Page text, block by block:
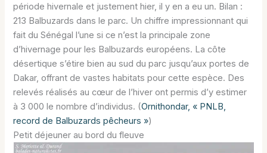
période hivernale et justement hier, il y en a eu un. Bilan :
213 Balbuzards dans le parc. Un chiffre impressionnant qui
fait du Sénégal l’une si ce n’est la principale zone
d’hivernage pour les Balbuzards européens. La côte
désertique s’étire bien au sud du parc jusqu’aux portes de
Dakar, offrant de vastes habitats pour cette espèce. Des
relevés réalisés au cœur de l’hiver ont permis d’y estimer
à 3 000 le nombre d’individus. (Ornithondar, « PNLB,
record de Balbuzards pêcheurs »)
Petit déjeuner au bord du fleuve